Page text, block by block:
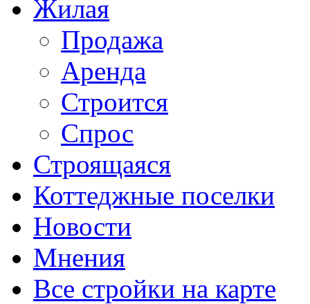
Жилая
Продажа
Аренда
Строится
Спрос
Строящаяся
Коттеджные поселки
Новости
Мнения
Все стройки на карте